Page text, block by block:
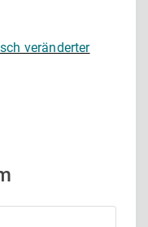
veränderter